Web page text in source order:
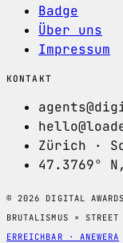
Badge
Über uns
Impressum
KONTAKT
Zürich ·
47.3769°
© 2026 DIGITAL
BRUTALISMUS ×
ERREICHBAR · ANEWERA